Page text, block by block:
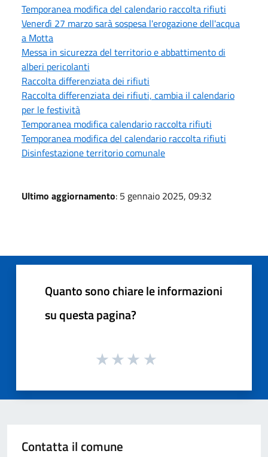
Temporanea modifica del calendario raccolta rifiuti
Venerdì 27 marzo sarà sospesa l'erogazione dell'acqua
a Motta
Messa in sicurezza del territorio e abbattimento di
alberi pericolanti
Raccolta differenziata dei rifiuti
Raccolta differenziata dei rifiuti, cambia il calendario
per le festività
Temporanea modifica calendario raccolta rifiuti
Temporanea modifica del calendario raccolta rifiuti
Disinfestazione territorio comunale
Ultimo aggiornamento: 5 gennaio 2025, 09:32
Quanto sono chiare le informazioni
su questa pagina?
Contatta il comune